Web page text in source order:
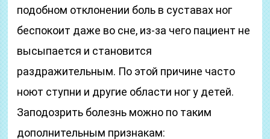
подобном отклонении боль в суставах ног
беспокоит даже во сне, из-за чего пациент не
высыпается и становится
раздражительным. По этой причине часто
ноют ступни и другие области ног у детей.
Заподозрить болезнь можно по таким
дополнительным признакам: